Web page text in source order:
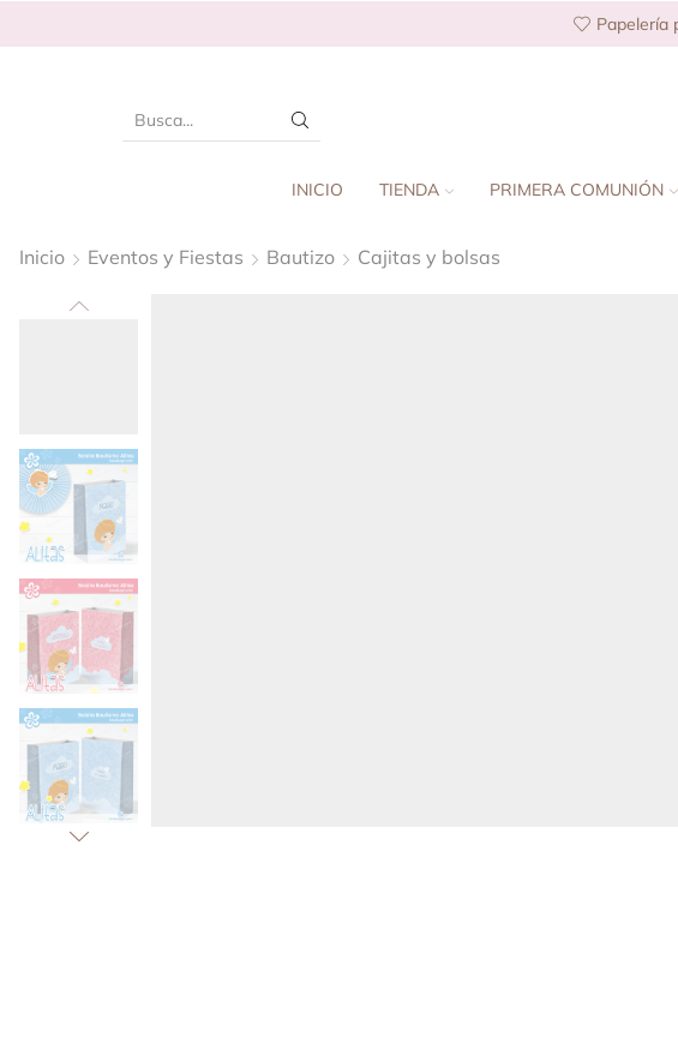
Papelería
INICIO TIENDA PRIMERA COMUNIÓN
Inicio Eventos y Fiestas Bautizo Cajitas y bolsas